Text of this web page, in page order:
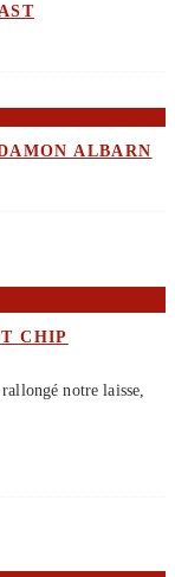
ALBARN
CHIP
notre laisse,